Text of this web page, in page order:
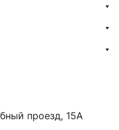
проезд, 15А